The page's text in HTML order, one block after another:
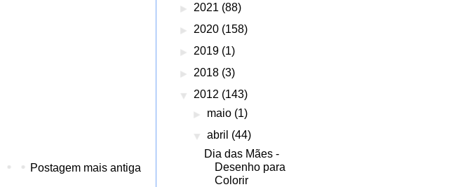
Postagem mais antiga
► 2021 (88)
► 2020 (158)
► 2019 (1)
► 2018 (3)
▼ 2012 (143)
► maio (1)
▼ abril (44)
Dia das Mães -
Desenho para
Colorir